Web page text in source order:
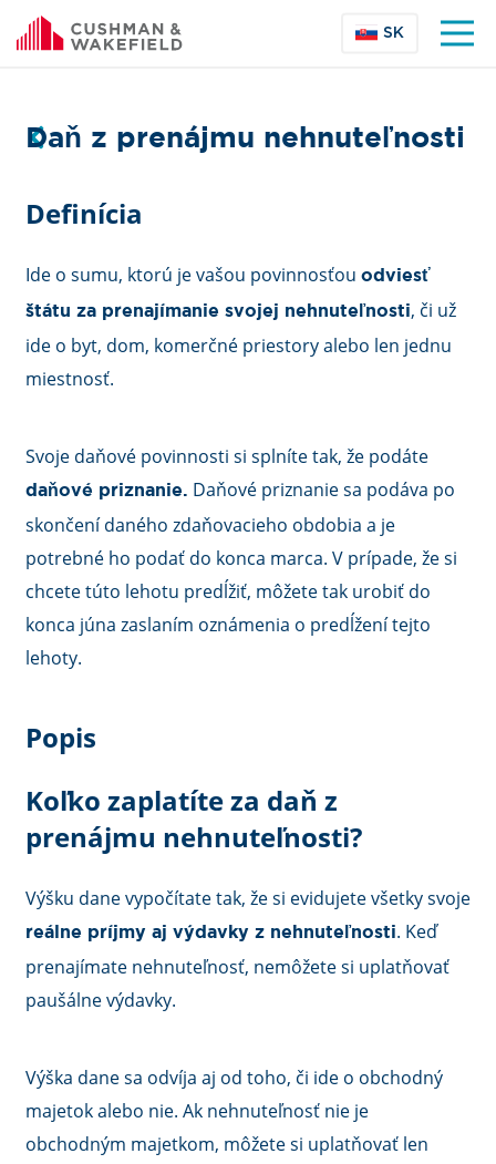
SK
Daň z prenájmu nehnuteľnosti
Definícia
Ide o sumu, ktorú je vašou povinnosťou odviesť
štátu za prenajímanie svojej nehnuteľnosti, či už
ide o byt, dom, komerčné priestory alebo len jednu
miestnosť.
Svoje daňové povinnosti si splníte tak, že podáte
daňové priznanie. Daňové priznanie sa podáva po
skončení daného zdaňovacieho obdobia a je
potrebné ho podať do konca marca. V prípade, že si
chcete túto lehotu predĺžiť, môžete tak urobiť do
konca júna zaslaním oznámenia o predĺžení tejto
lehoty.
Popis
Koľko zaplatíte za daň z
prenájmu nehnuteľnosti?
Výšku dane vypočítate tak, že si evidujete všetky svoje
reálne príjmy aj výdavky z nehnuteľnosti. Keď
prenajímate nehnuteľnosť, nemôžete si uplatňovať
paušálne výdavky.
Výška dane sa odvíja aj od toho, či ide o obchodný
majetok alebo nie. Ak nehnuteľnosť nie je
obchodným majetkom, môžete si uplatňovať len